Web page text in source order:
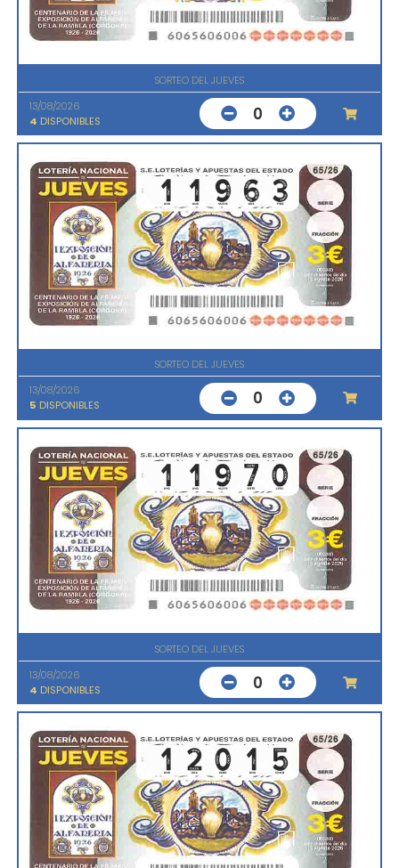
SORTEO DEL JUEVES
13/08/2026
4 DISPONIBLES 0
SORTEO DEL JUEVES
13/08/2026
5 DISPONIBLES 0
SORTEO DEL JUEVES
13/08/2026
4 DISPONIBLES 0